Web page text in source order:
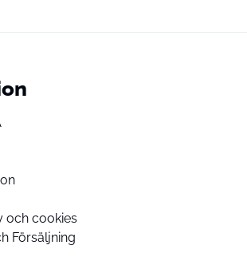
och cookies
Försäljning